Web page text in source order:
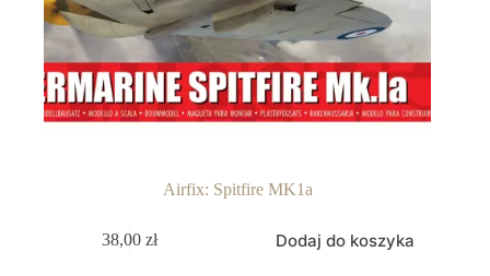
Airfix: Spitfire MK1a
38,00zł Dodaj do koszyka